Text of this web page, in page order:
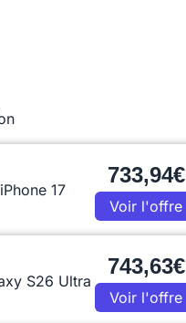
iPhone 17
733,94€
Voir l'offre
S26 Ultra
743,63€
Voir l'offre